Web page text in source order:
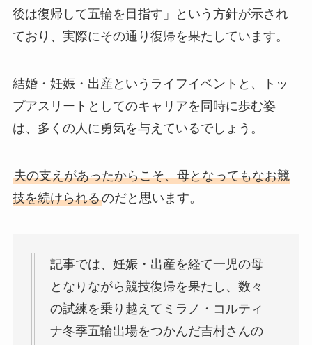
後は復帰して五輪を目指す」という方針が示され
ており、実際にその通り復帰を果たしています。
結婚・妊娠・出産というライフイベントと、トッ
プアスリートとしてのキャリアを同時に歩む姿
は、多くの人に勇気を与えているでしょう。
夫の支えがあったからこそ、母となってもなお競
技を続けられるのだと思います。
記事では、妊娠・出産を経て一児の母
となりながら競技復帰を果たし、数々
の試練を乗り越えてミラノ・コルティ
ナ冬季五輪出場をつかんだ吉村さんの